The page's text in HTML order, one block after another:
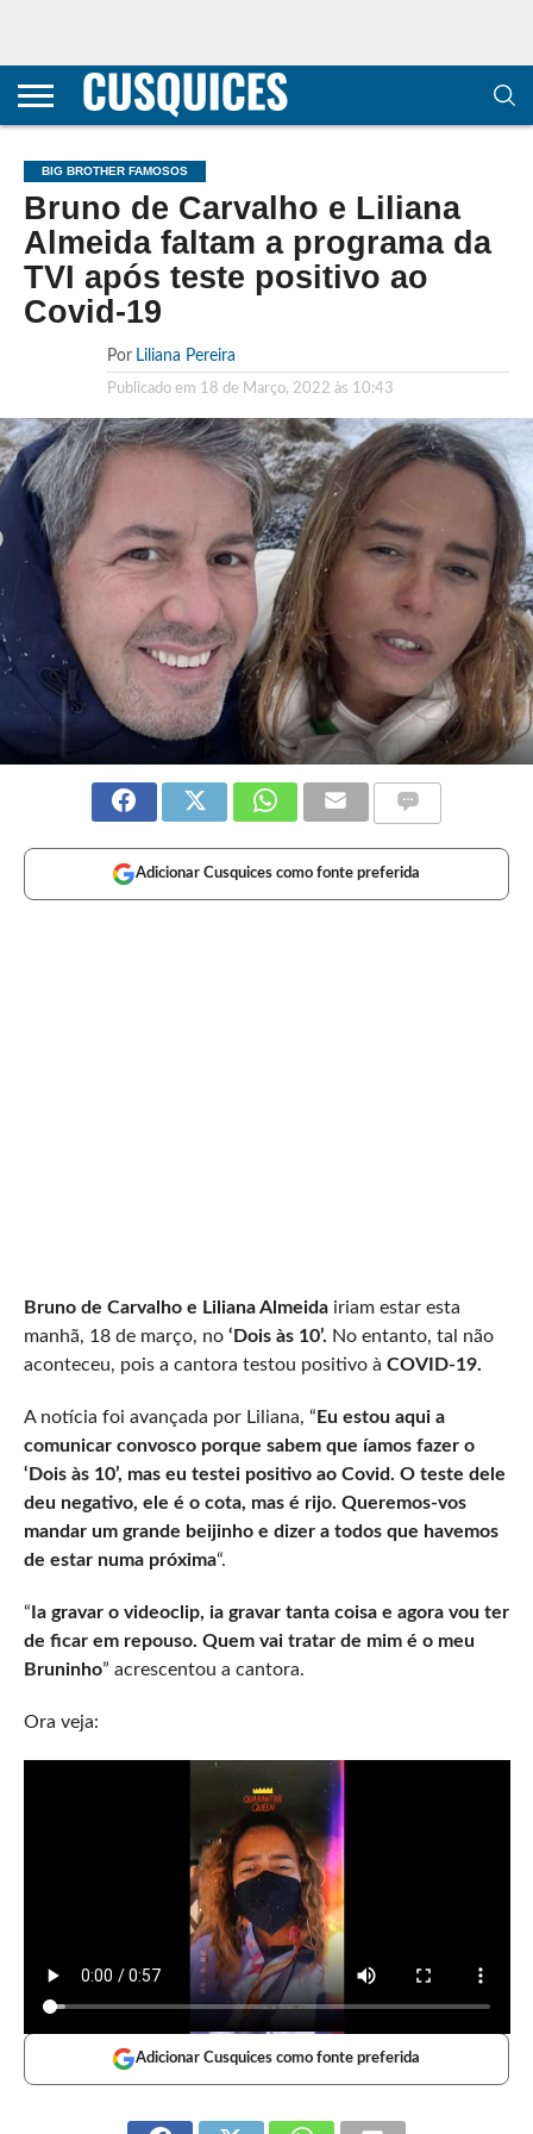
CONTACTOS
HOME
POLÍTICA DE
E COOKIES
SOBRE
TERMOS E
TRANSPARÊNCIA
METODOLOGIA
BIG BROTHER FAMOSOS
Bruno de Carvalho e Liliana
Almeida faltam a programa da
TVI após teste positivo ao
Covid-19
Por Liliana Pereira
Publicado em 18 de Março, 2022 às 10:43
Adicionar Cusquices como fonte preferida
Bruno de Carvalho e Liliana Almeida iriam estar esta
manhã, 18 de março, no‘Dois às 10’. No entanto, tal não
aconteceu, pois a cantora testou positivo à COVID-19.
A notícia foi avançada por Liliana, “Eu estou aqui a
comunicar convosco porque sabem que íamos fazer o
‘Dois às 10’, mas eu testei positivo ao Covid. O teste dele
deu negativo, ele é o cota, mas é rijo. Queremos-vos
mandar um grande beijinho e dizer a todos que havemos
de estar numa próxima“.
“Ia gravar o videoclip, ia gravar tanta coisa e agora vou ter
de ficar em repouso. Quem vai tratar de mim é o meu
Bruninho” acrescentou a cantora.
Ora veja:
Adicionar Cusquices como fonte preferida